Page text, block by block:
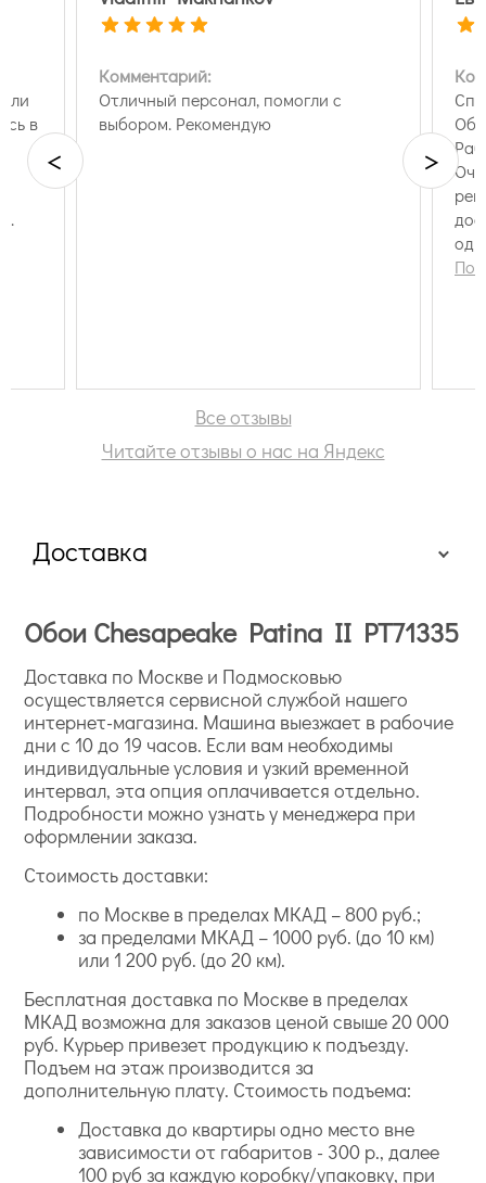
в
Комментарий:
Отличный персонал, помогли с
выбором. Рекомендую
< >
Все отзывы
Читайте отзывы о нас на Яндекс
Доставка
Обои Chesapeake Patina II PT71335
Доставка по Москве и Подмосковью
осуществляется сервисной службой нашего
интернет-магазина. Машина выезжает в рабочие
дни с 10 до 19 часов. Если вам необходимы
индивидуальные условия и узкий временной
интервал, эта опция оплачивается отдельно.
Подробности можно узнать у менеджера при
оформлении заказа.
Стоимость доставки:
по Москве в пределах МКАД – 800 руб.;
за пределами МКАД – 1000 руб. (до 10 км)
или 1 200 руб. (до 20 км).
Бесплатная доставка по Москве в пределах
МКАД возможна для заказов ценой свыше 20 000
руб. Курьер привезет продукцию к подъезду.
Подъем на этаж производится за
дополнительную плату. Стоимость подъема:
Доставка до квартиры одно место вне
зависимости от габаритов - 300 р., далее
100 руб за каждую коробку/упаковку, при